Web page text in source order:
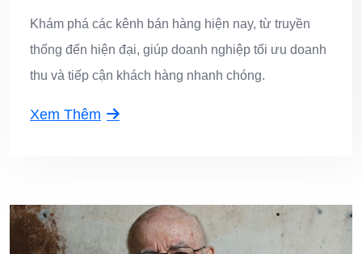
Khám phá các kênh bán hàng hiện nay, từ truyền
thống đến hiện đại, giúp doanh nghiệp tối ưu doanh
thu và tiếp cận khách hàng nhanh chóng.
Xem Thêm